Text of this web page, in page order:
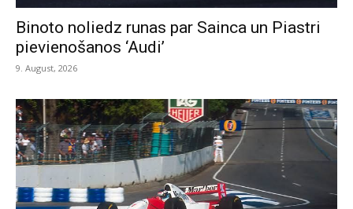
Binoto noliedz runas par Sainca un Piastri
pievienošanos ‘Audi’
9. August, 2026